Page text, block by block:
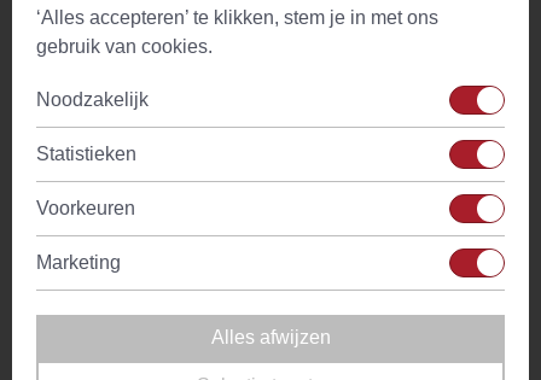
Hunebed Highway theezakjes bevatten exact dezelfde thee
als die je zou kiezen als losse Hunebed Highway thee. Het
theezakjes hebben verpakt. Dit doen we in onze eigen
fabriek te Anloo, met ons eigen machinepark.
Onze piramide-theezakjes zijn dusdanig vervaardigd dat de
thee voldoende ruimte heeft om grondig te kunnen trekken
en alle actieve ingrediënten en smaak aan je infusie kan
geven. Deze theezakjes zijn gemaakt van PLA materiaal
waardoor ze duurzamer zijn dan de gemiddelde (piramide)
theezakjes zijn gemaakt van de grondstof PLA(-vezels).
‘Alles accepteren’ te klikken, stem je in met ons
gebruik van cookies.
Noodzakelijk
Statistieken
Voorkeuren
Marketing
Alles afwijzen